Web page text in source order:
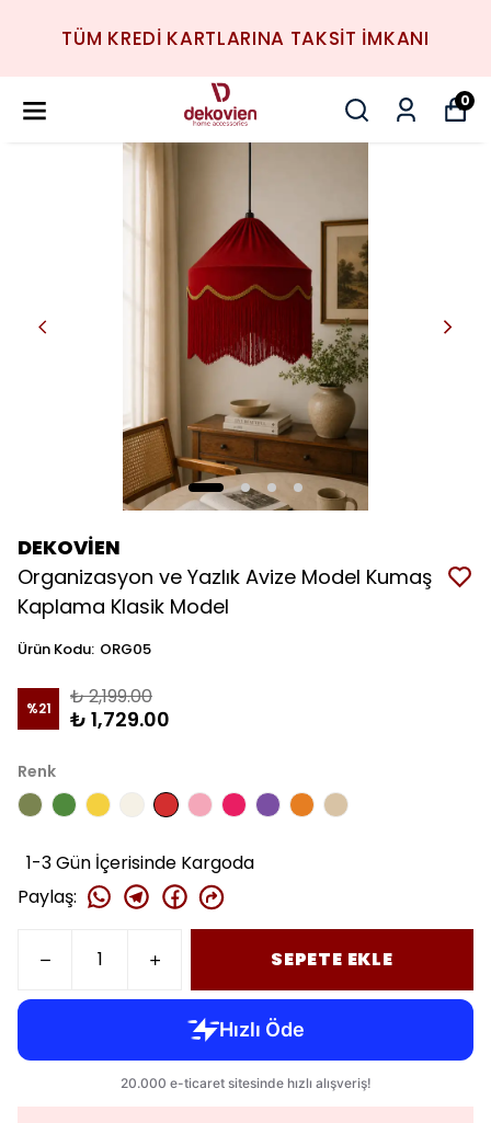
TÜM KREDİ KARTLARINA TAKSİT İMKANI
0
DEKOVİEN
Organizasyon ve Yazlık Avize Model Kumaş
Kaplama Klasik Model
Ürün Kodu: ORG05
%21 ₺ 2,199.00
₺ 1,729.00
Renk
1-3 Gün İçerisinde Kargoda
Paylaş:
SEPETE EKLE